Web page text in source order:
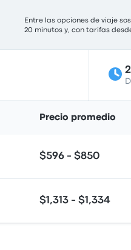
Entre las opciones de viaje
20 minutos y, con tarifas
Precio promedio
$596 - $850
$1,313 - $1,334